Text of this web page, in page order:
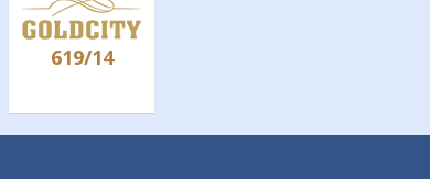
619/14